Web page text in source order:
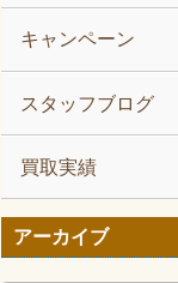
キャンペーン
スタッフブログ
買取実績
アーカイブ